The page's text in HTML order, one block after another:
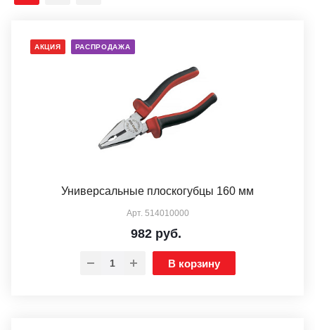
АКЦИЯ РАСПРОДАЖА
Универсальные плоскогубцы 160 мм
Арт. 514010000
982 руб.
В корзину